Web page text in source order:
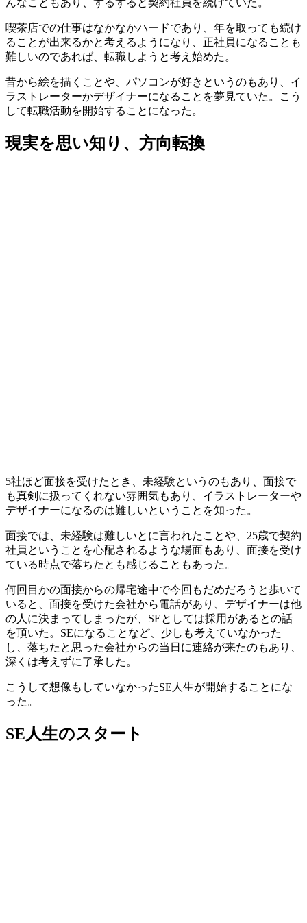
喫茶店での仕事はなかなかハードであり、年を取っても続け
ることが出来るかと考えるようになり、正社員になることも
難しいのであれば、転職しようと考え始めた。
昔から絵を描くことや、パソコンが好き というのもあり、 イ
ラストレーターかデザイナーになることを夢見ていた。こう
して転職活動を開始することになった。
現実を思い知り、方向転換
5社ほど面接を受けたとき、 未経験というのもあり、面接で
も真剣に扱ってくれない雰囲気もあり、イラストレーターや
デザイナーになるのは難しいということを知った。
面接では、未経験は難しいとに言われたことや、25歳で契約
社員ということを心配されるような場面もあり、面接を受け
ている時点で落ちたとも感じることもあった。
何回目かの面接からの帰宅途中で今回もだめだろうと歩いて
いると、面接を受けた会社から電話があり、デザイナーは他
の人に決まってしまったが、SEとしては採用があるとの話
を頂いた。SEになることなど、少しも考えていなかった
し、落ちたと思った会社からの当日に連絡が来たのもあり、
深くは考えずに了承した。
こうして想像もしていなかったSE人生が開始することにな
った。
SE人生のスタート